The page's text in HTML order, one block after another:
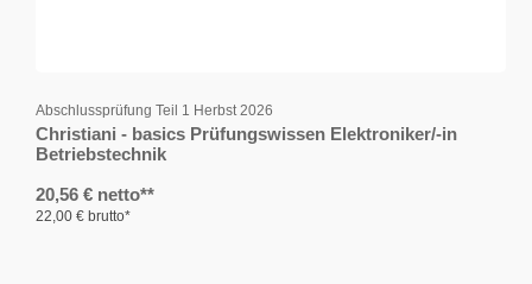
Abschlussprüfung Teil 1 Herbst 2026
Christiani - basics Prüfungswissen Elektroniker/-in
Betriebstechnik
20,56 € netto**
22,00 € brutto*